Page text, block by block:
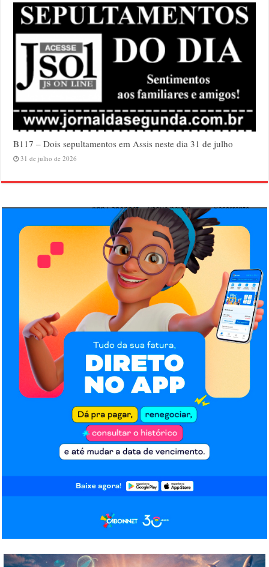
B117 – Dois sepultamentos em Assis neste dia 31 de julho
31 de julho de 2026